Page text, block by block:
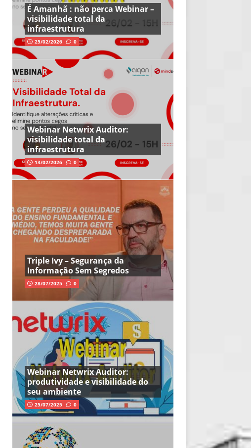
É Amanhã : não perca Webinar –
visibilidade total da
infraestrutura
25/02/2026 0
Webinar Netwrix Auditor:
visibilidade total da
infraestrutura
13/02/2026 0
Triple Ivy – Segurança da
Informação Sem Segredos
28/07/2025 0
Webinar Netwrix Auditor:
produtividade e visibilidade do
seu ambiente
25/07/2025 0